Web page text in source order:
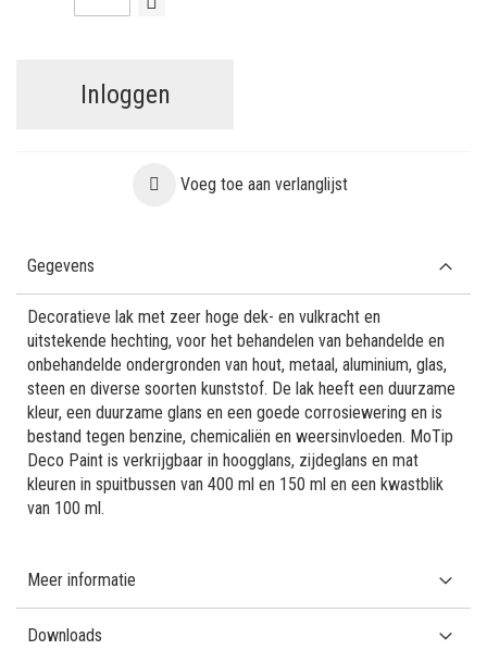
Inloggen
Voeg toe aan verlanglijst
Gegevens
Decoratieve lak met zeer hoge dek- en vulkracht en
uitstekende hechting, voor het behandelen van behandelde en
onbehandelde ondergronden van hout, metaal, aluminium, glas,
steen en diverse soorten kunststof. De lak heeft een duurzame
kleur, een duurzame glans en een goede corrosiewering en is
bestand tegen benzine, chemicaliën en weersinvloeden. MoTip
Deco Paint is verkrijgbaar in hoogglans, zijdeglans en mat
kleuren in spuitbussen van 400 ml en 150 ml en een kwastblik
van 100 ml.
Meer informatie
Downloads